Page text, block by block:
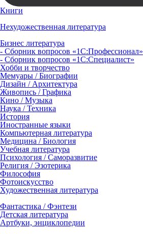
Книги
Нехудожественная литература
Бизнес литература
- Сборник вопросов «1С:Профессионал»
- Сборник вопросов «1С:Специалист»
Хобби и творчество
Мемуары / Биографии
Дизайн / Архитектура
Живопись / Графика
Кино / Музыка
Наука / Техника
История
Иностранные языки
Компьютерная литература
Медицина / Биология
Учебная литература
Психология / Саморазвитие
Религия / Эзотерика
Философия
Фотоискусство
Художественная литература
Фантастика / Фэнтези
Детская литература
Артбуки, энциклопедии